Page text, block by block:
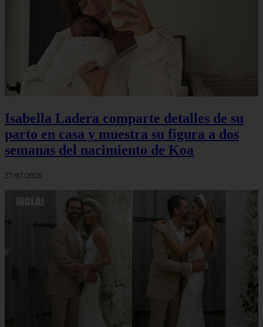
Isabella Ladera comparte detalles de su
parto en casa y muestra su figura a dos
semanas del nacimiento de Koa
27/07/2026